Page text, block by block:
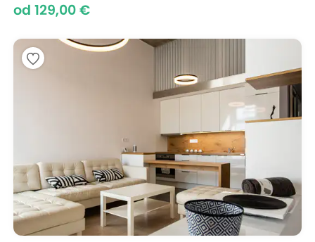
od 129,00 €